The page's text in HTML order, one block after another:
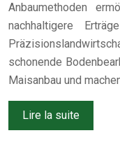
Anbaumethoden
nachhaltigere
schonende
Maisanbau und
Lire la suite